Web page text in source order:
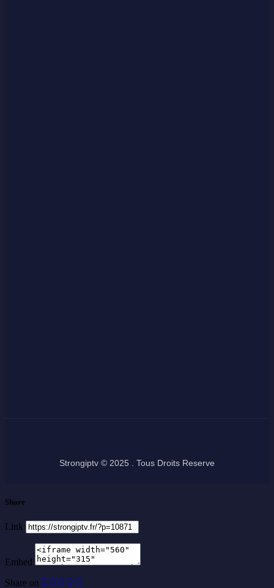
Strongiptv © 2025 . Tous Droits Reserve
Share
Link
Embed
Share on